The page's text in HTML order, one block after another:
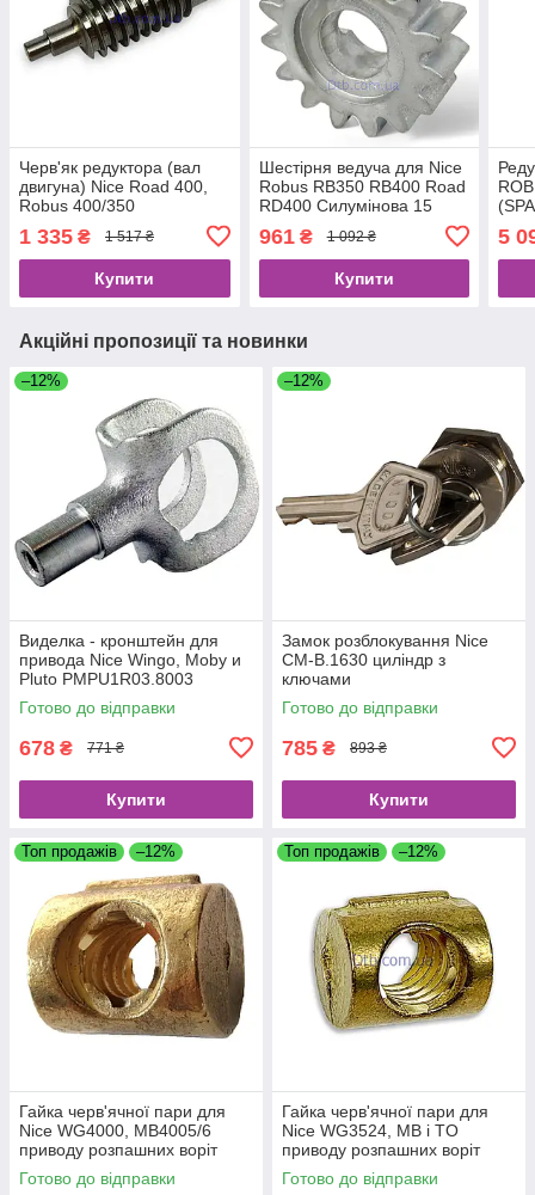
Черв'як редуктора (вал
двигуна) Nice Road 400,
Robus 400/350
1 335 ₴ 1 517 ₴
Купити
Шестірня ведуча для Nice
Robus RB350 RB400 Road
RD400 Силумінова 15
модуль 4
961₴ 1 092 ₴
Купити
5
Акційні пропозиції та новинки
–12%
Виделка - кронштейн для
привода Nice Wingo, Moby и
Pluto PMPU1R03.8003
Готово до відправки
678 ₴ 771 ₴
Купити
–12%
Замок розблокування Nice
CM-B.1630 циліндр з
ключами
Готово до відправки
785 ₴ 893 ₴
Купити
Топ продажів –12%
Гайка черв'ячної пари для
Nice WG4000, MB4005/6
приводу розпашних воріт
PMD0944R04.4610
Готово до відправки
Топ продажів –12%
Гайка черв'ячної пари для
Nice WG3524, MB і TO
приводу розпашних воріт
PMD0943R05.4610
Готово до відправки